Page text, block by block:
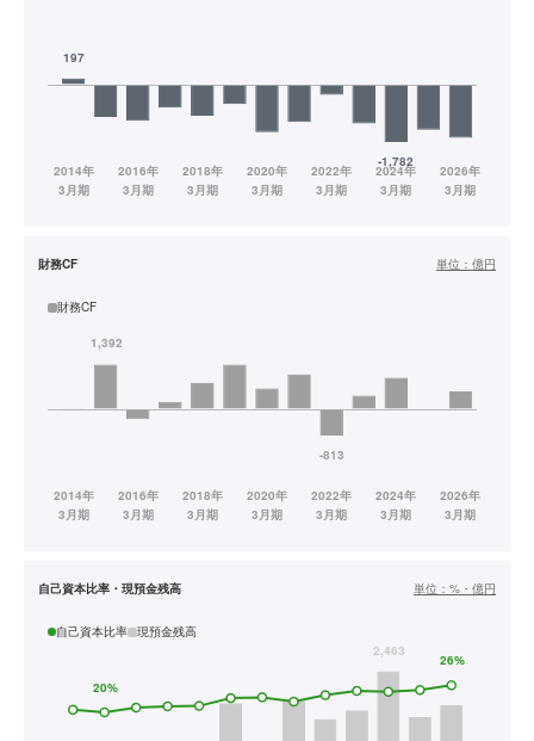
財務CF 単位： 億円
財務CF
自己資本比率・現預金残高 単位： %・億円
自己資本比率 現預金残高